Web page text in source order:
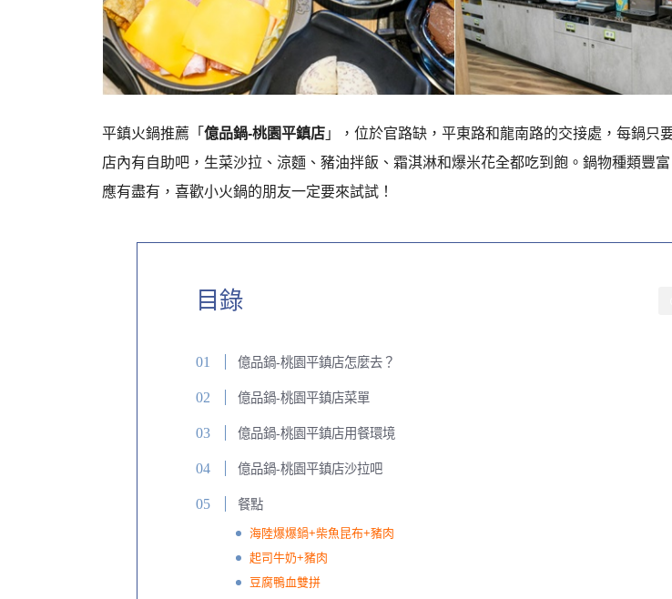
平鎮火鍋推薦「 億品鍋-桃園平鎮店 」，位於官路缺，平東路和龍南路的交接處，每鍋只
店內有自助吧，生菜沙拉、涼麵、豬油拌飯、霜淇淋和爆米花全都吃到飽。鍋物種類豐
應有盡有，喜歡小火鍋的朋友一定要來試試！
目錄
億品鍋-桃園平鎮店怎麼去？
億品鍋-桃園平鎮店菜單
億品鍋-桃園平鎮店用餐環境
億品鍋-桃園平鎮店沙拉吧
餐點
海陸爆爆鍋+柴魚昆布+豬肉
起司牛奶+豬肉
豆腐鴨血雙拼